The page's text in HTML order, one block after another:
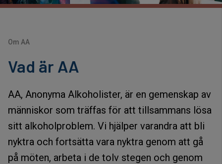
Om AA
Vad är AA
AA, Anonyma Alkoholister, är en gemenskap av
människor som träffas för att tillsammans lösa
sitt alkoholproblem. Vi hjälper varandra att bli
nyktra och fortsätta vara nyktra genom att gå
på möten, arbeta i de tolv stegen och genom